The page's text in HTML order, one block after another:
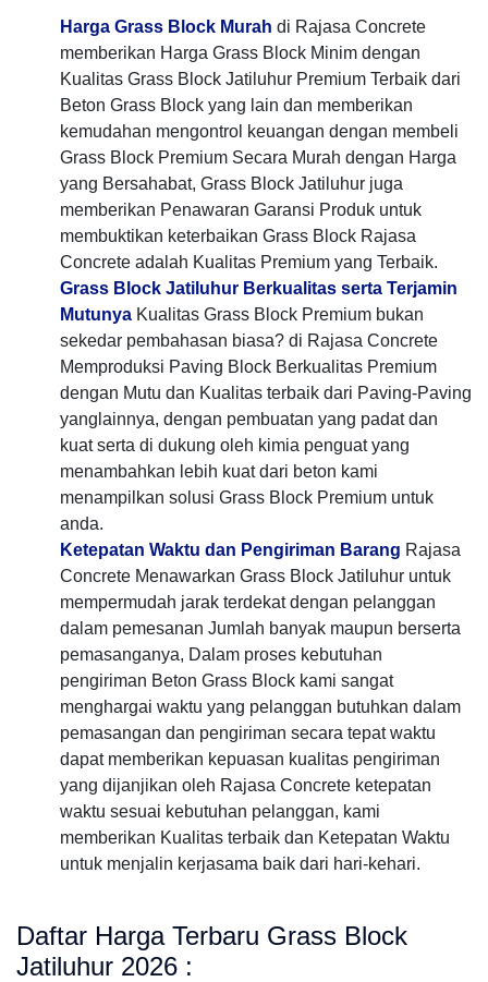
Harga Grass Block Murah di Rajasa Concrete
memberikan Harga Grass Block Minim dengan
Kualitas Grass Block Jatiluhur Premium Terbaik dari
Beton Grass Block yang lain dan memberikan
kemudahan mengontrol keuangan dengan membeli
Grass Block Premium Secara Murah dengan Harga
yang Bersahabat, Grass Block Jatiluhur juga
memberikan Penawaran Garansi Produk untuk
membuktikan keterbaikan Grass Block Rajasa
Concrete adalah Kualitas Premium yang Terbaik.
Grass Block Jatiluhur Berkualitas serta Terjamin
Mutunya Kualitas Grass Block Premium bukan
sekedar pembahasan biasa? di Rajasa Concrete
Memproduksi Paving Block Berkualitas Premium
dengan Mutu dan Kualitas terbaik dari Paving-Paving
yanglainnya, dengan pembuatan yang padat dan
kuat serta di dukung oleh kimia penguat yang
menambahkan lebih kuat dari beton kami
menampilkan solusi Grass Block Premium untuk
anda.
Ketepatan Waktu dan Pengiriman Barang Rajasa
Concrete Menawarkan Grass Block Jatiluhur untuk
mempermudah jarak terdekat dengan pelanggan
dalam pemesanan Jumlah banyak maupun berserta
pemasanganya, Dalam proses kebutuhan
pengiriman Beton Grass Block kami sangat
menghargai waktu yang pelanggan butuhkan dalam
pemasangan dan pengiriman secara tepat waktu
dapat memberikan kepuasan kualitas pengiriman
yang dijanjikan oleh Rajasa Concrete ketepatan
waktu sesuai kebutuhan pelanggan, kami
memberikan Kualitas terbaik dan Ketepatan Waktu
untuk menjalin kerjasama baik dari hari-kehari.
Daftar Harga Terbaru Grass Block
Jatiluhur 2026 :